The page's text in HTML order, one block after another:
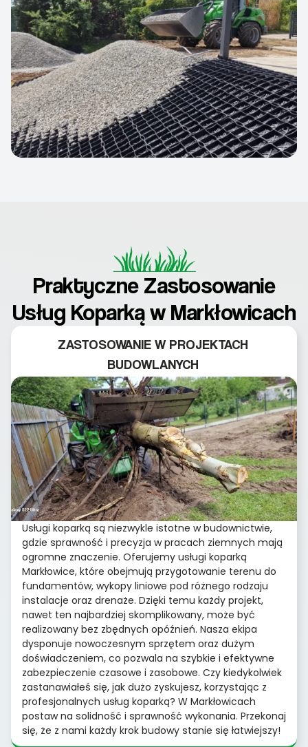
Praktyczne Zastosowanie
Usług Koparką w Markłowicach
ZASTOSOWANIE W PROJEKTACH
BUDOWLANYCH
Usługi koparką są niezwykle istotne w budownictwie,
gdzie sprawność i precyzja w pracach ziemnych mają
ogromne znaczenie. Oferujemy usługi koparką
Markłowice, które obejmują przygotowanie terenu do
fundamentów, wykopy liniowe pod różnego rodzaju
instalacje oraz drenaże. Dzięki temu każdy projekt,
nawet ten najbardziej skomplikowany, może być
realizowany bez zbędnych opóźnień. Nasza ekipa
dysponuje nowoczesnym sprzętem oraz dużym
doświadczeniem, co pozwala na szybkie i efektywne
zabezpieczenie czasowe i zasobowe. Czy kiedykolwiek
zastanawiałeś się, jak dużo zyskujesz, korzystając z
profesjonalnych usług koparką? W Markłowicach
postaw na solidność i sprawność wykonania. Przekonaj
się, że z nami każdy krok budowy stanie się łatwiejszy!